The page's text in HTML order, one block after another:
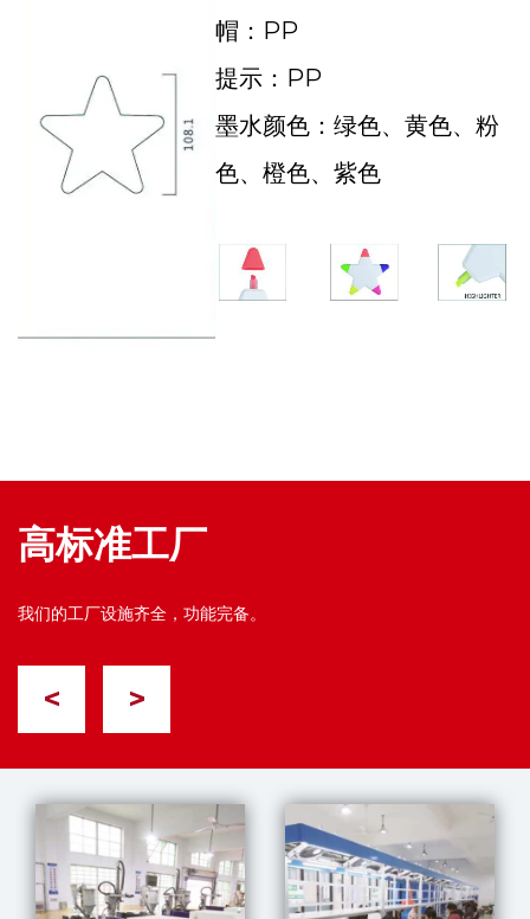
帽：PP
提示：PP
墨水颜色：绿色、黄色、粉
色、橙色、紫色
高标准工厂
我们的工厂设施齐全，功能完备。
< >